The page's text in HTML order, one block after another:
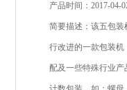
产品时间：2017-04-
简要描述：该五包
行改进的一款包装
配及一些特殊行业